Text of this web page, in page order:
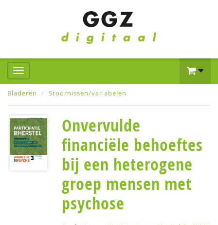
Bladeren Stoornissen/variabelen
Onvervulde
financiële behoeftes
bij een heterogene
groep mensen met
psychose